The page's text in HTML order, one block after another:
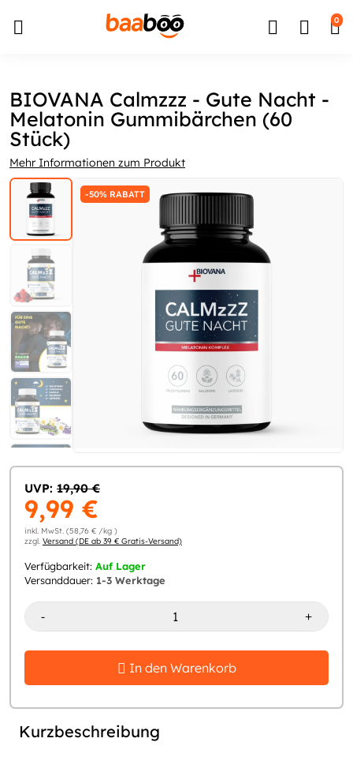
Zum Inhalt springen
Zum Menü springen
Barrierefreiheits-Widget öffnen 0
BIOVANA Calmzzz - Gute Nacht -
Melatonin Gummibärchen (60
Stück)
Mehr Informationen zum Produkt
-50% RABATT
Kurzbeschreibung
UVP: 19,90 €
9,99 €
inkl. MwSt. (58,76 € /kg )
zzgl. Versand (DE ab 39 € Gratis-Versand)
Verfügbarkeit: Auf Lager
Versanddauer: 1-3 Werktage
- +
In den Warenkorb